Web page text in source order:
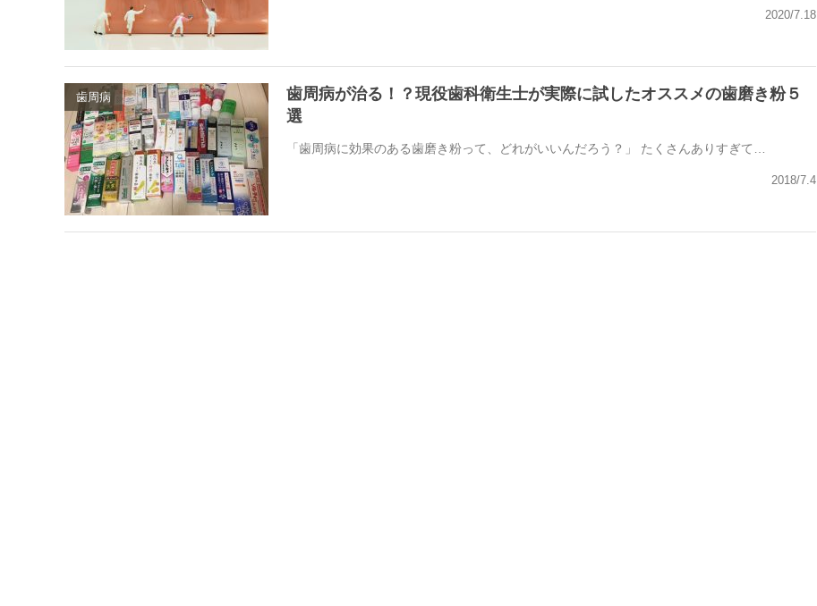
2020/7.18
歯周病
歯周病が治る！？現役歯科衛生士が実際に試したオススメの歯磨き粉５
選
「歯周病に効果のある歯磨き粉って、どれがいいんだろう？」 たくさんありすぎて…
2018/7.4